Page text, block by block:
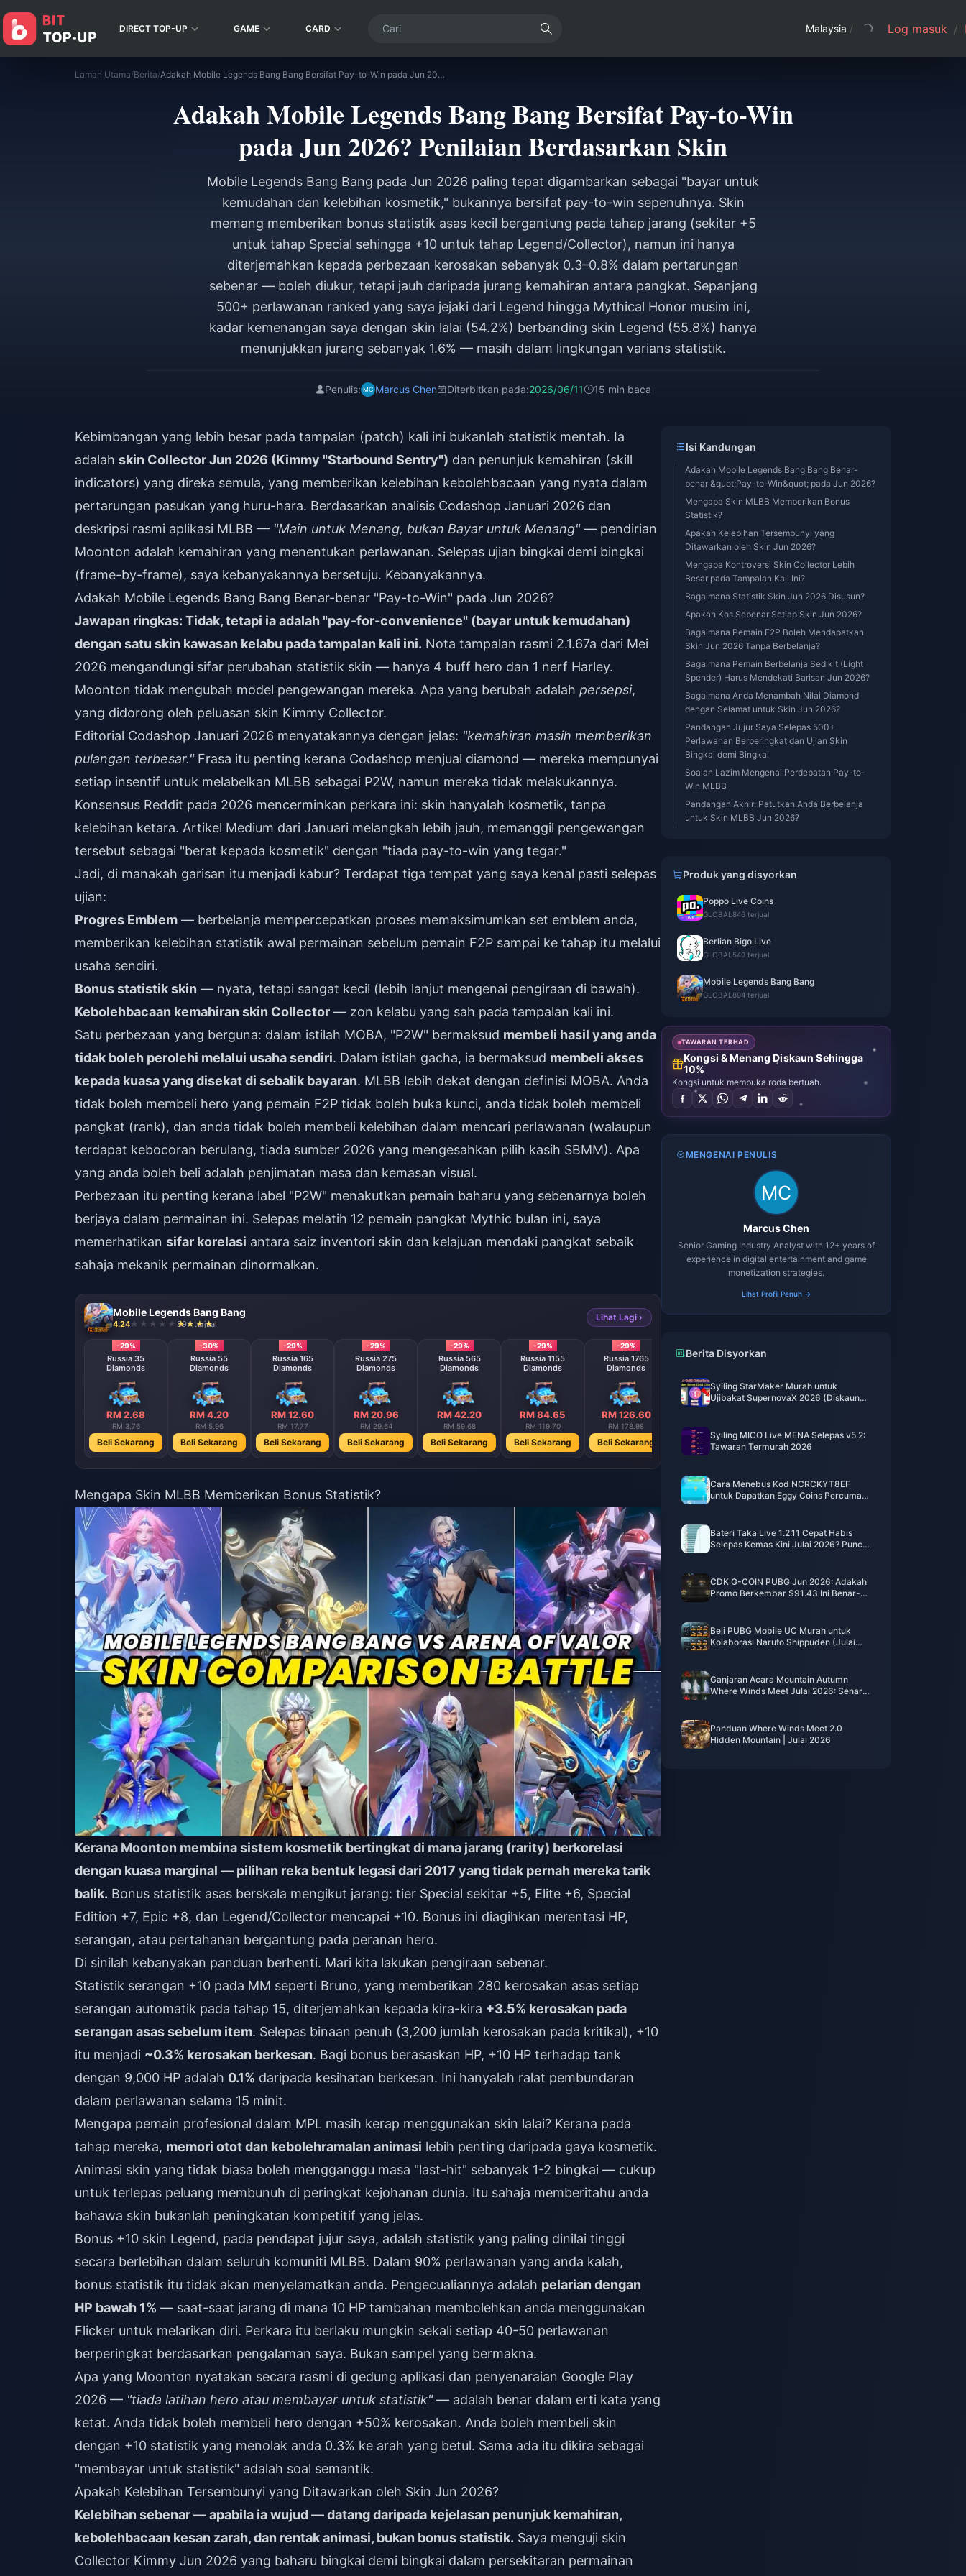
DIRECT TOP-UP GAME CARD Malaysia / Log masuk /
Laman Utama/Berita/ Adakah Mobile Legends Bang Bang Bersifat Pay-to-Win pada Jun 2026? Penilaian Berdasarkan Skin
Adakah Mobile Legends Bang Bang Bersifat Pay-to-Win
pada Jun 2026? Penilaian Berdasarkan Skin
Mobile Legends Bang Bang pada Jun 2026 paling tepat digambarkan sebagai "bayar untuk
kemudahan dan kelebihan kosmetik," bukannya bersifat pay-to-win sepenuhnya. Skin
memang memberikan bonus statistik asas kecil bergantung pada tahap jarang (sekitar +5
untuk tahap Special sehingga +10 untuk tahap Legend/Collector), namun ini hanya
diterjemahkan kepada perbezaan kerosakan sebanyak 0.3–0.8% dalam pertarungan
sebenar — boleh diukur, tetapi jauh daripada jurang kemahiran antara pangkat. Sepanjang
500+ perlawanan ranked yang saya jejaki dari Legend hingga Mythical Honor musim ini,
kadar kemenangan saya dengan skin lalai (54.2%) berbanding skin Legend (55.8%) hanya
menunjukkan jurang sebanyak 1.6% — masih dalam lingkungan varians statistik.
Penulis: Marcus Chen Diterbitkan pada:2026/06/11 15 min baca
Kebimbangan yang lebih besar pada tampalan (patch) kali ini bukanlah statistik mentah. Ia
adalah skin Collector Jun 2026 (Kimmy "Starbound Sentry") dan penunjuk kemahiran (skill
indicators) yang direka semula, yang memberikan kelebihan kebolehbacaan yang nyata dalam
pertarungan pasukan yang huru-hara. Berdasarkan analisis Codashop Januari 2026 dan
deskripsi rasmi aplikasi MLBB — "Main untuk Menang, bukan Bayar untuk Menang"— pendirian
Moonton adalah kemahiran yang menentukan perlawanan. Selepas ujian bingkai demi bingkai
(frame-by-frame), saya kebanyakannya bersetuju. Kebanyakannya.
Adakah Mobile Legends Bang Bang Benar-benar "Pay-to-Win" pada Jun 2026?
Jawapan ringkas: Tidak, tetapi ia adalah "pay-for-convenience" (bayar untuk kemudahan)
dengan satu skin kawasan kelabu pada tampalan kali ini. Nota tampalan rasmi 2.1.67a dari Mei
2026 mengandungi sifar perubahan statistik skin — hanya 4 buff hero dan 1 nerf Harley.
Moonton tidak mengubah model pengewangan mereka. Apa yang berubah adalah persepsi,
yang didorong oleh peluasan skin Kimmy Collector.
Editorial Codashop Januari 2026 menyatakannya dengan jelas: "kemahiran masih memberikan
pulangan terbesar."Frasa itu penting kerana Codashop menjual diamond — mereka mempunyai
setiap insentif untuk melabelkan MLBB sebagai P2W, namun mereka tidak melakukannya.
Konsensus Reddit pada 2026 mencerminkan perkara ini: skin hanyalah kosmetik, tanpa
kelebihan ketara. Artikel Medium dari Januari melangkah lebih jauh, memanggil pengewangan
tersebut sebagai "berat kepada kosmetik" dengan "tiada pay-to-win yang tegar."
Jadi, di manakah garisan itu menjadi kabur? Terdapat tiga tempat yang saya kenal pasti selepas
ujian:
Progres Emblem — berbelanja mempercepatkan proses memaksimumkan set emblem anda,
memberikan kelebihan statistik awal permainan sebelum pemain F2P sampai ke tahap itu melalui
usaha sendiri.
Bonus statistik skin — nyata, tetapi sangat kecil (lebih lanjut mengenai pengiraan di bawah).
Kebolehbacaan kemahiran skin Collector — zon kelabu yang sah pada tampalan kali ini.
Satu perbezaan yang berguna: dalam istilah MOBA, "P2W" bermaksud membeli hasil yang anda
tidak boleh perolehi melalui usaha sendiri. Dalam istilah gacha, ia bermaksud membeli akses
kepada kuasa yang disekat di sebalik bayaran. MLBB lebih dekat dengan definisi MOBA. Anda
tidak boleh membeli hero yang pemain F2P tidak boleh buka kunci, anda tidak boleh membeli
pangkat (rank), dan anda tidak boleh membeli kelebihan dalam mencari perlawanan (walaupun
terdapat kebocoran berulang, tiada sumber 2026 yang mengesahkan pilih kasih SBMM). Apa
yang anda boleh beli adalah penjimatan masa dan kemasan visual.
Perbezaan itu penting kerana label "P2W" menakutkan pemain baharu yang sebenarnya boleh
berjaya dalam permainan ini. Selepas melatih 12 pemain pangkat Mythic bulan ini, saya
memerhatikan sifar korelasi antara saiz inventori skin dan kelajuan mendaki pangkat sebaik
sahaja mekanik permainan dinormalkan.
Mobile Legends Bang Bang
4.24 894 terjual
Lihat Lagi ›
-29%
Russia 35
Diamonds
RM 2.68
RM 3.76
Beli Sekarang
-30%
Russia 55
Diamonds
RM 4.20
RM 5.96
Beli Sekarang
-29%
Russia 165
Diamonds
RM 12.60
RM 17.77
Beli Sekarang
-29%
Russia 275
Diamonds
RM 20.96
RM 29.64
Beli Sekarang
-29%
Russia 565
Diamonds
RM 42.20
RM 59.68
Beli Sekarang
-29%
Russia 1155
Diamonds
RM 84.65
RM 119.70
Beli Sekarang
-29%
Russia 1765
Diamonds
RM 126.60
RM 178.98
Beli Sekarang
Russia 6000
RM 596.60
Beli Sekarang Beli Sekarang
Mengapa Skin MLBB Memberikan Bonus Statistik?
Kerana Moonton membina sistem kosmetik bertingkat di mana jarang (rarity) berkorelasi
dengan kuasa marginal — pilihan reka bentuk legasi dari 2017 yang tidak pernah mereka tarik
balik. Bonus statistik asas berskala mengikut jarang: tier Special sekitar +5, Elite +6, Special
Edition +7, Epic +8, dan Legend/Collector mencapai +10. Bonus ini diagihkan merentasi HP,
serangan, atau pertahanan bergantung pada peranan hero.
Di sinilah kebanyakan panduan berhenti. Mari kita lakukan pengiraan sebenar.
Statistik serangan +10 pada MM seperti Bruno, yang memberikan 280 kerosakan asas setiap
serangan automatik pada tahap 15, diterjemahkan kepada kira-kira +3.5% kerosakan pada
serangan asas sebelum item. Selepas binaan penuh (3,200 jumlah kerosakan pada kritikal), +10
itu menjadi ~0.3% kerosakan berkesan. Bagi bonus berasaskan HP, +10 HP terhadap tank
dengan 9,000 HP adalah 0.1% daripada kesihatan berkesan. Ini hanyalah ralat pembundaran
dalam perlawanan selama 15 minit.
Mengapa pemain profesional dalam MPL masih kerap menggunakan skin lalai? Kerana pada
tahap mereka, memori otot dan kebolehramalan animasi lebih penting daripada gaya kosmetik.
Animasi skin yang tidak biasa boleh mengganggu masa "last-hit" sebanyak 1-2 bingkai — cukup
untuk terlepas peluang membunuh di peringkat kejohanan dunia. Itu sahaja memberitahu anda
bahawa skin bukanlah peningkatan kompetitif yang jelas.
Bonus +10 skin Legend, pada pendapat jujur saya, adalah statistik yang paling dinilai tinggi
secara berlebihan dalam seluruh komuniti MLBB. Dalam 90% perlawanan yang anda kalah,
bonus statistik itu tidak akan menyelamatkan anda. Pengecualiannya adalah pelarian dengan
HP bawah 1% — saat-saat jarang di mana 10 HP tambahan membolehkan anda menggunakan
Flicker untuk melarikan diri. Perkara itu berlaku mungkin sekali setiap 40-50 perlawanan
berperingkat berdasarkan pengalaman saya. Bukan sampel yang bermakna.
Apa yang Moonton nyatakan secara rasmi di gedung aplikasi dan penyenaraian Google Play
2026 — "tiada latihan hero atau membayar untuk statistik"— adalah benar dalam erti kata yang
ketat. Anda tidak boleh membeli hero dengan +50% kerosakan. Anda boleh membeli skin
dengan +10 statistik yang menolak anda 0.3% ke arah yang betul. Sama ada itu dikira sebagai
"membayar untuk statistik" adalah soal semantik.
Apakah Kelebihan Tersembunyi yang Ditawarkan oleh Skin Jun 2026?
Kelebihan sebenar — apabila ia wujud — datang daripada kejelasan penunjuk kemahiran,
kebolehbacaan kesan zarah, dan rentak animasi, bukan bonus statistik. Saya menguji skin
Collector Kimmy Jun 2026 yang baharu bingkai demi bingkai dalam persekitaran permainan
Isi Kandungan
Adakah Mobile Legends Bang Bang Benar-
benar &quot;Pay-to-Win&quot; pada Jun 2026?
Mengapa Skin MLBB Memberikan Bonus
Statistik?
Apakah Kelebihan Tersembunyi yang
Ditawarkan oleh Skin Jun 2026?
Mengapa Kontroversi Skin Collector Lebih
Besar pada Tampalan Kali Ini?
Bagaimana Statistik Skin Jun 2026 Disusun?
Apakah Kos Sebenar Setiap Skin Jun 2026?
Bagaimana Pemain F2P Boleh Mendapatkan
Skin Jun 2026 Tanpa Berbelanja?
Bagaimana Pemain Berbelanja Sedikit (Light
Spender) Harus Mendekati Barisan Jun 2026?
Bagaimana Anda Menambah Nilai Diamond
dengan Selamat untuk Skin Jun 2026?
Pandangan Jujur Saya Selepas 500+
Perlawanan Berperingkat dan Ujian Skin
Bingkai demi Bingkai
Soalan Lazim Mengenai Perdebatan Pay-to-
Win MLBB
Pandangan Akhir: Patutkah Anda Berbelanja
untuk Skin MLBB Jun 2026?
Produk yang disyorkan
Poppo Live Coins
GLOBAL 846 terjual
Berlian Bigo Live
GLOBAL 549 terjual
Mobile Legends Bang Bang
GLOBAL 894 terjual
TAWARAN TERHAD
Kongsi & Menang Diskaun Sehingga
10%
Kongsi untuk membuka roda bertuah.
MENGENAI PENULIS
Marcus Chen
Senior Gaming Industry Analyst with 12+ years of
experience in digital entertainment and game
monetization strategies.
Lihat Profil Penuh →
Berita Disyorkan
Syiling StarMaker Murah untuk
Ujibakat SupernovaX 2026 (Diskaun
Syiling MICO Live MENA Selepas v5.2:
Tawaran Termurah 2026
Cara Menebus Kod NCRCKYT8EF
untuk Dapatkan Eggy Coins Percuma
Bateri Taka Live 1.2.11 Cepat Habis
Selepas Kemas Kini Julai 2026? Punca
CDK G-COIN PUBG Jun 2026: Adakah
Promo Berkembar $91.43 Ini Benar-
Beli PUBG Mobile UC Murah untuk
Kolaborasi Naruto Shippuden (Julai
Ganjaran Acara Mountain Autumn
Where Winds Meet Julai 2026: Senarai
Panduan Where Winds Meet 2.0
Hidden Mountain | Julai 2026